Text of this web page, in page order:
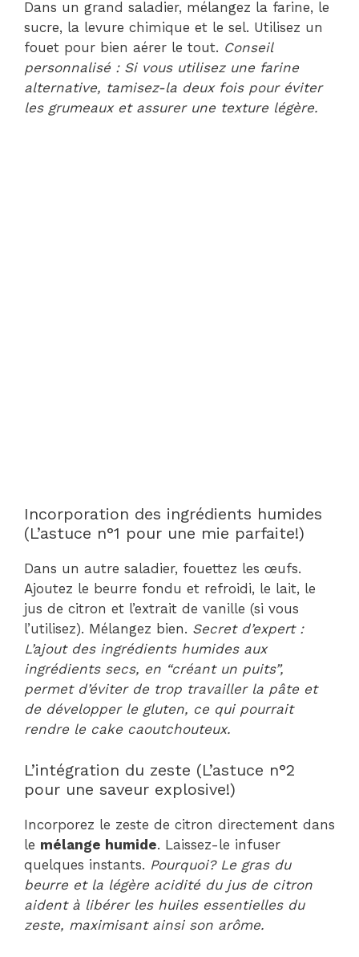
Dans un grand saladier, mélangez la farine, le
sucre, la levure chimique et le sel. Utilisez un
fouet pour bien aérer le tout. Conseil
personnalisé : Si vous utilisez une farine
alternative, tamisez-la deux fois pour éviter
les grumeaux et assurer une texture légère.
Incorporation des ingrédients humides
(L’astuce n°1 pour une mie parfaite!)
Dans un autre saladier, fouettez les œufs.
Ajoutez le beurre fondu et refroidi, le lait, le
jus de citron et l’extrait de vanille (si vous
l’utilisez). Mélangez bien. Secret d’expert :
L’ajout des ingrédients humides aux
ingrédients secs, en “créant un puits”,
permet d’éviter de trop travailler la pâte et
de développer le gluten, ce qui pourrait
rendre le cake caoutchouteux.
L’intégration du zeste (L’astuce n°2
pour une saveur explosive!)
Incorporez le zeste de citron directement dans
le mélange humide. Laissez-le infuser
quelques instants. Pourquoi? Le gras du
beurre et la légère acidité du jus de citron
aident à libérer les huiles essentielles du
zeste, maximisant ainsi son arôme.